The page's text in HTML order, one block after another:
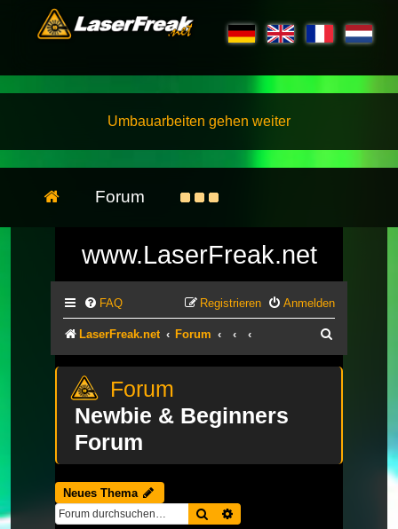
Umbauarbeiten gehen weiter
Forum
www.LaserFreak.net
FAQ Anmelden
Registrieren
LaserFreak.net Forum
Newbie & Beginners
Forum
Neues Thema
Suche